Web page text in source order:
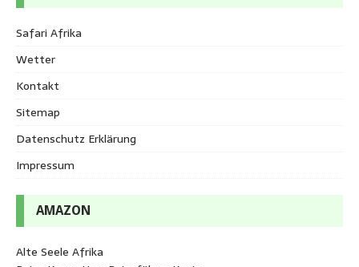
Safari Afrika
Wetter
Kontakt
Sitemap
Datenschutz Erklärung
Impressum
AMAZON
Alte Seele Afrika